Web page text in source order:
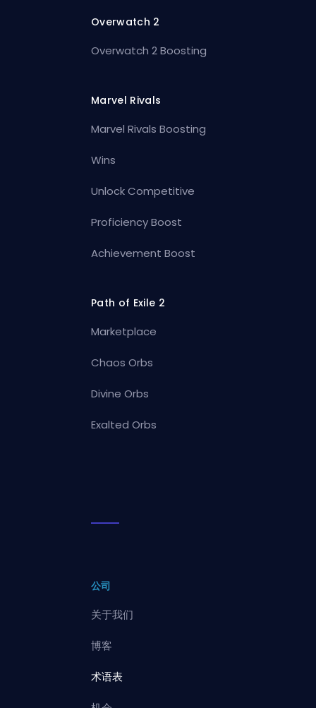
Overwatch 2
Overwatch 2 Boosting
Marvel Rivals
Marvel Rivals Boosting
Wins
Unlock Competitive
Proficiency Boost
Achievement Boost
Path of Exile 2
Marketplace
Chaos Orbs
Divine Orbs
Exalted Orbs
公司
关于我们
博客
术语表